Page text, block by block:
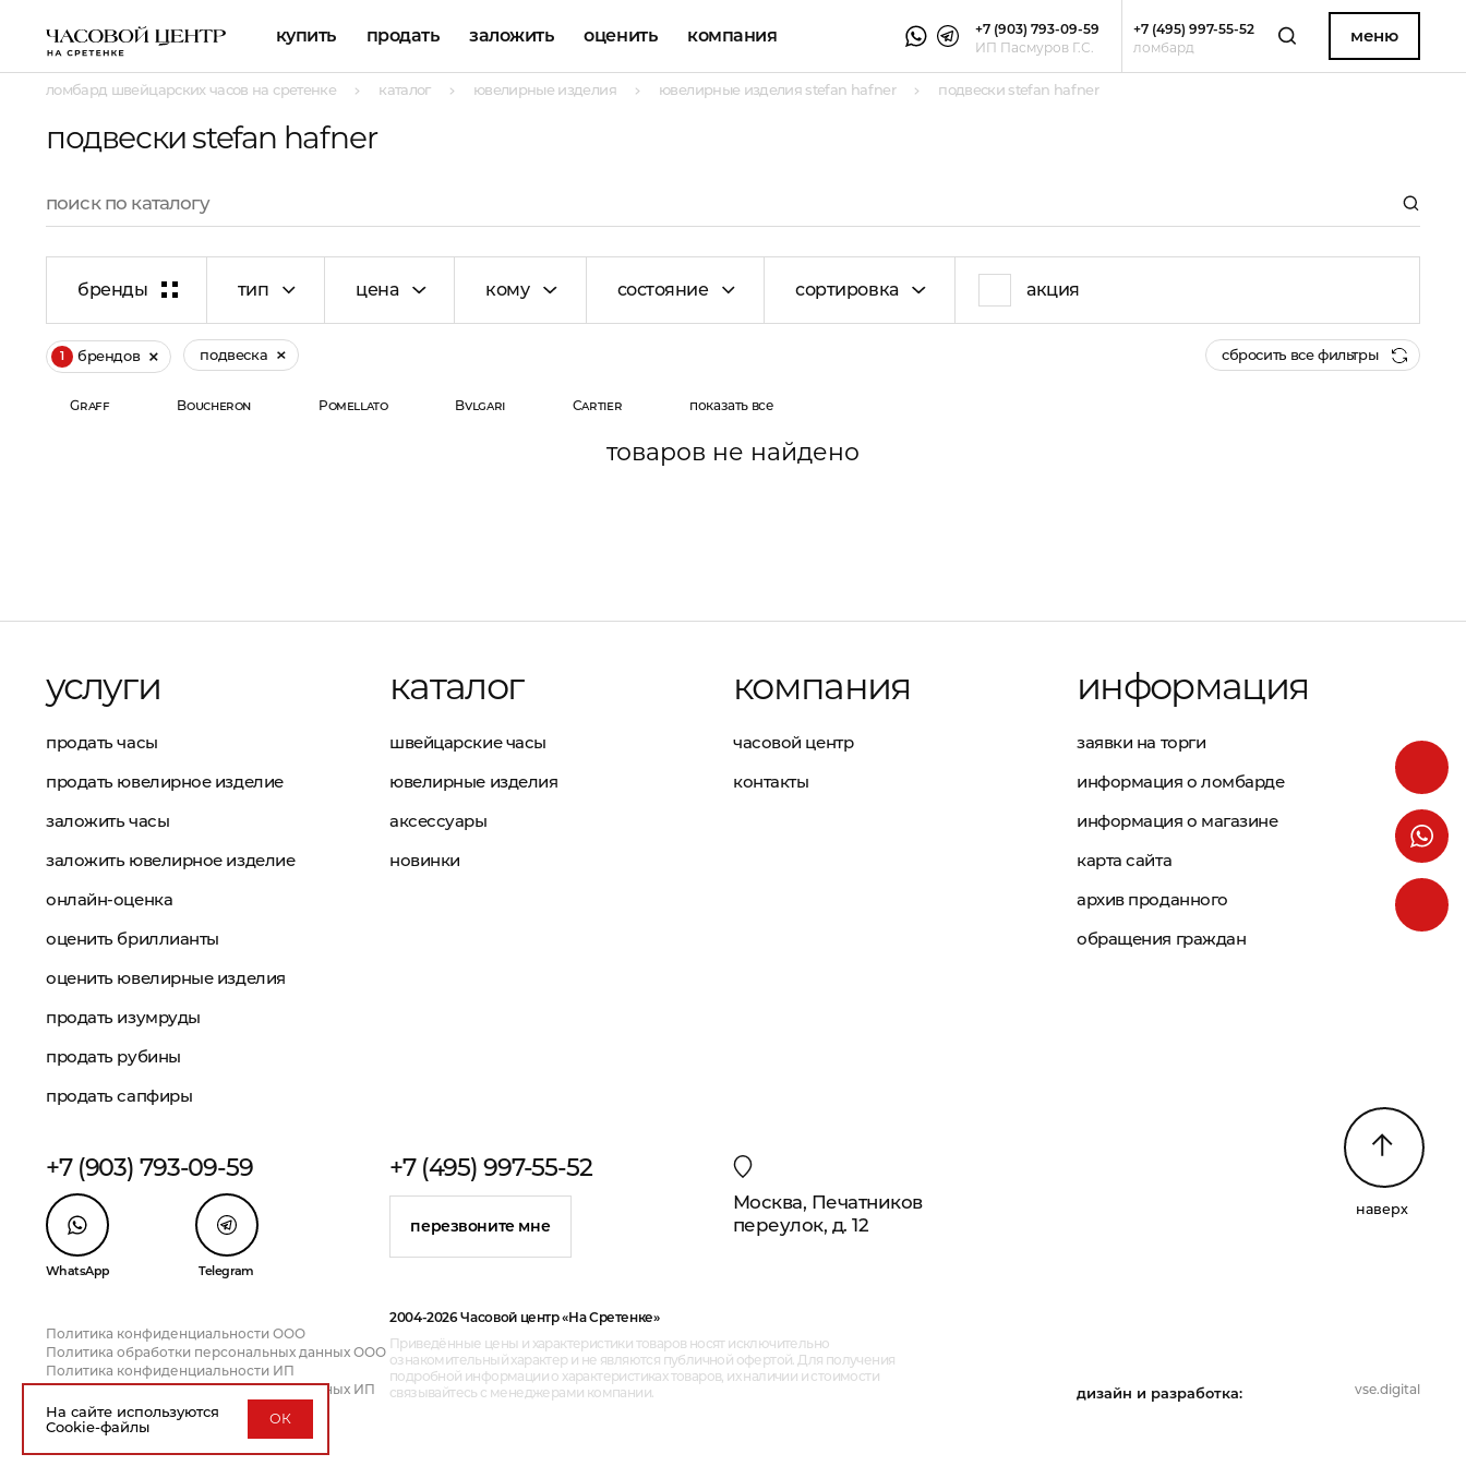
купить продать заложить оценить компания
+7 (903) 793-09-59
ИП Пасмуров Г.С.
+7 (495) 997-55-52
ломбард
меню
ломбард швейцарских часов на сретенке каталог ювелирные изделия ювелирные изделия stefan hafner подвески stefan hafner
подвески stefan hafner
бренды тип цена кому состояние сортировка акция
1 брендов подвеска сбросить все фильтры
Graff Boucheron Pomellato Bvlgari Cartier показать все
товаров не найдено
услуги
продать часы
продать ювелирное изделие
заложить часы
заложить ювелирное изделие
онлайн-оценка
оценить бриллианты
оценить ювелирные изделия
продать изумруды
продать рубины
продать сапфиры
каталог
швейцарские часы
ювелирные изделия
аксессуары
новинки
компания
часовой центр
контакты
информация
заявки на торги
информация о ломбарде
информация о магазине
карта сайта
архив проданного
обращения граждан
+7 (903) 793-09-59
WhatsApp Telegram
+7 (495) 997-55-52
перезвоните мне
Москва, Печатников
переулок, д. 12
наверх
Политика конфиденциальности ООО
Политика обработки персональных данных ООО
Политика конфиденциальности ИП
Политика обработки персональных данных ИП
2004-2026 Часовой центр «На Сретенке»
Приведённые цены и характеристики товаров носят исключительно
ознакомительный характер и не являются публичной офертой. Для получения
подробной информации о характеристиках товаров, их наличии и стоимости
связывайтесь с менеджерами компании.
дизайн и разработка: vse.digital
На сайте используются
Cookie-файлы
ОК